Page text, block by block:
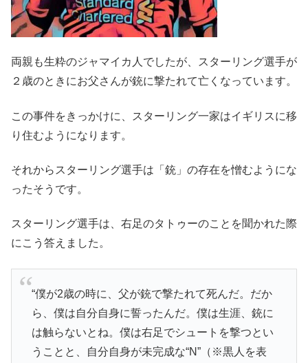
両親も生粋のジャマイカ人でしたが、スターリング選手が
２歳のときにお父さんが銃に撃たれて亡くなっています。
この事件をきっかけに、スターリング一家はイギリスに移
り住むようになります。
それからスターリング選手は「銃」の存在を憎むようにな
ったそうです。
スターリング選手は、右足のタトゥーのことを聞かれた際
にこう答えました。
“僕が2歳の時に、父が銃で撃たれて死んだ。だか
ら、僕は自分自身に誓ったんだ。僕は生涯、銃に
は触らないとね。僕は右足でシュートを撃つとい
うことと、自分自身が未完成な“N”（※黒人を表